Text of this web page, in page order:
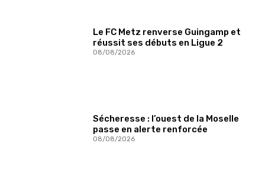
Le FC Metz renverse Guingamp et
réussit ses débuts en Ligue 2
08/08/2026
Sécheresse : l’ouest de la Moselle
passe en alerte renforcée
08/08/2026